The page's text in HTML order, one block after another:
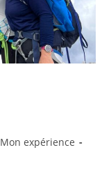
Mon expérience